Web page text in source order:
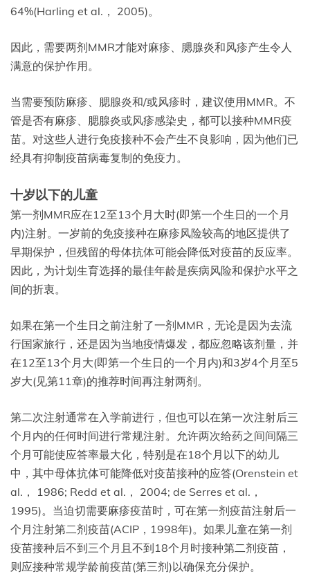
64%(Harling et al.， 2005)。
因此，需要两剂MMR才能对麻疹、腮腺炎和风疹产生令人
满意的保护作用。
当需要预防麻疹、腮腺炎和/或风疹时，建议使用MMR。不
管是否有麻疹、腮腺炎或风疹感染史，都可以接种MMR疫
苗。对这些人进行免疫接种不会产生不良影响，因为他们已
经具有抑制疫苗病毒复制的免疫力。
十岁以下的儿童
第一剂MMR应在12至13个月大时(即第一个生日的一个月
内)注射。一岁前的免疫接种在麻疹风险较高的地区提供了
早期保护，但残留的母体抗体可能会降低对疫苗的反应率。
因此，为计划生育选择的最佳年龄是疾病风险和保护水平之
间的折衷。
如果在第一个生日之前注射了一剂MMR，无论是因为去流
行国家旅行，还是因为当地疫情爆发，都应忽略该剂量，并
在12至13个月大(即第一个生日的一个月内)和3岁4个月至5
岁大(见第11章)的推荐时间再注射两剂。
第二次注射通常在入学前进行，但也可以在第一次注射后三
个月内的任何时间进行常规注射。允许两次给药之间间隔三
个月可能使应答率最大化，特别是在18个月以下的幼儿
中，其中母体抗体可能降低对疫苗接种的应答(Orenstein et
al.， 1986; Redd et al.， 2004; de Serres et al.，
1995)。当迫切需要麻疹疫苗时，可在第一剂疫苗注射后一
个月注射第二剂疫苗(ACIP，1998年)。如果儿童在第一剂
疫苗接种后不到三个月且不到18个月时接种第二剂疫苗，
则应接种常规学龄前疫苗(第三剂)以确保充分保护。